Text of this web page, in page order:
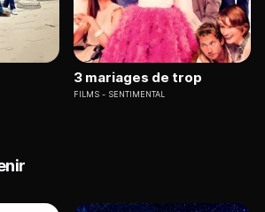
3 mariages de trop
FILMS SENTIMENTAL